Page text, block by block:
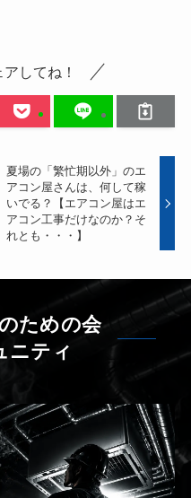
してね！
夏場の「繁忙期以外」のエ
アコン屋さんは、何して稼
いでる？【エアコン屋はエ
アコン工事だけなのか？そ
れとも・・・】
ための会
ニティ